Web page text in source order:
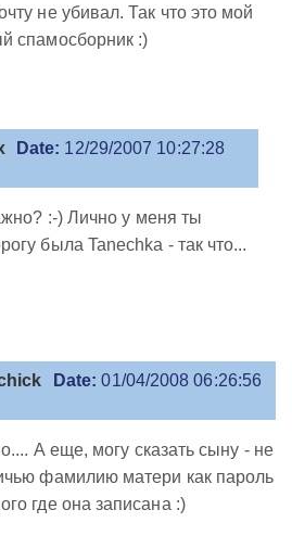
не убивал. Так что это мой
спамосборник :)
Date: 12/29/2007 10:27:28
:-) Лично у меня ты
была Tanechka - так что...
Date: 01/04/2008 06:26:56
А еще, могу сказать сыну - не
фамилию матери как пароль -
где она записана :)